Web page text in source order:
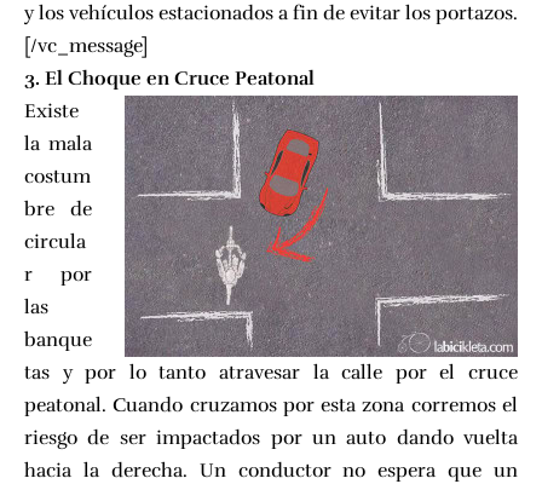
y los vehículos estacionados a fin de evitar los portazos.
[/vc_message]
3. El Choque en Cruce Peatonal
Existe
la mala
costum
bre de
circula
r por
las
banque
tas y por lo tanto atravesar la calle por el cruce
peatonal. Cuando cruzamos por esta zona corremos el
riesgo de ser impactados por un auto dando vuelta
hacia la derecha. Un conductor no espera que un